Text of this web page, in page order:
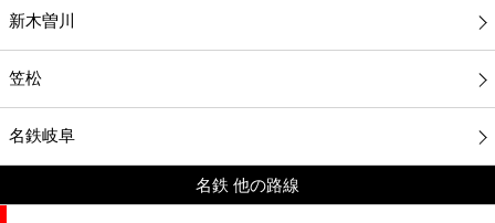
新木曽川
笠松
名鉄岐阜
名鉄 他の路線